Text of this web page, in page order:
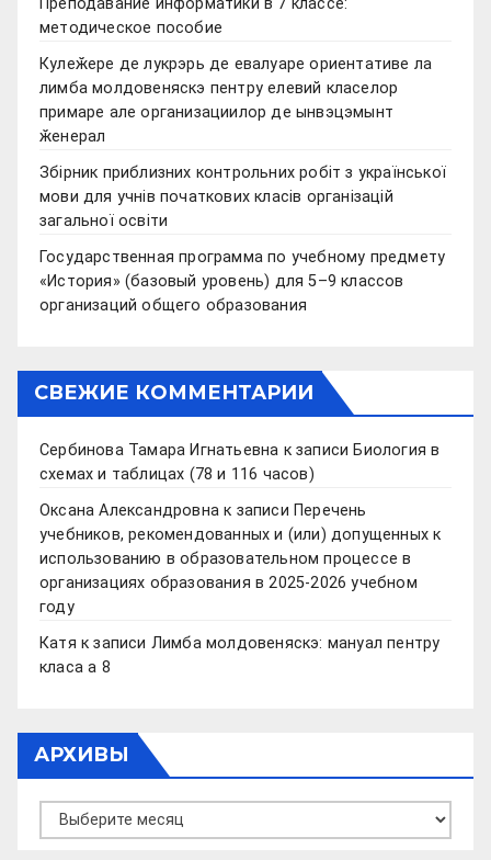
Преподавание информатики в 7 классе:
методическое пособие
Кулеӂере де лукрэрь де евалуаре ориентативе ла
лимба молдовеняскэ пентру елевий класелор
примаре але организациилор де ынвэцэмынт
ӂенерал
Збірник приблизних контрольних робіт з української
мови для учнів початкових класів організацій
загальної освіти
Государственная программа по учебному предмету
«История» (базовый уровень) для 5–9 классов
организаций общего образования
СВЕЖИЕ КОММЕНТАРИИ
Сербинова Тамара Игнатьевна к записи Биология в
схемах и таблицах (78 и 116 часов)
Оксана Александровна к записи Перечень
учебников, рекомендованных и (или) допущенных к
использованию в образовательном процессе в
организациях образования в 2025-2026 учебном
году
Катя к записи Лимба молдовеняскэ: мануал пентру
класа а 8
АРХИВЫ
Архивы